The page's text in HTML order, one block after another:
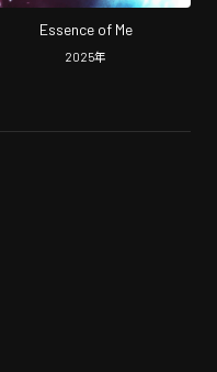
Essence of Me
2025年